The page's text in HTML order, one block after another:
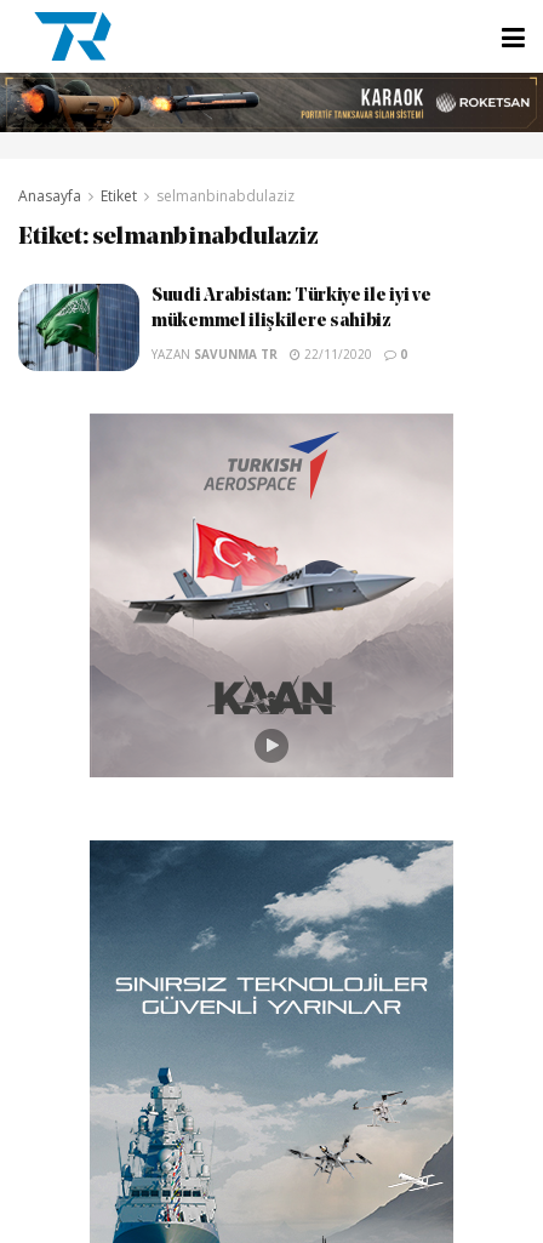
Anasayfa Etiket selmanbinabdulaziz
Etiket: selmanbinabdulaziz
Suudi Arabistan: Türkiye ile iyi ve
mükemmel ilişkilere sahibiz
YAZAN SAVUNMA TR 22/11/2020 0